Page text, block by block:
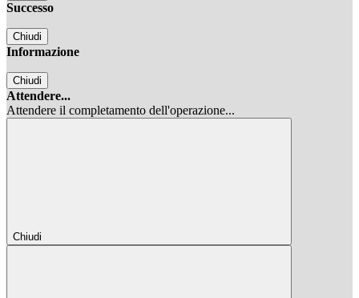
Successo
Chiudi
Informazione
Chiudi
Attendere...
Attendere il completamento dell'operazione...
Chiudi